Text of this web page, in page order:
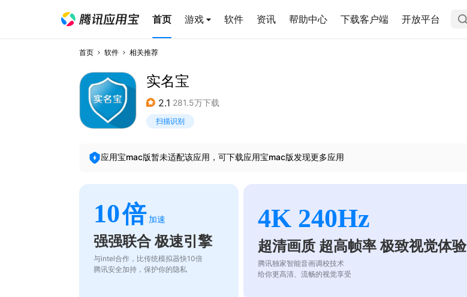
首页 游戏 软件 资讯 帮助中心 下载客户端 开放平台
首页 软件 相关推荐
实名宝
2.1 281.5万下载
扫描识别
应用宝mac版暂未适配该应用，可下载应用宝mac版发现更多应用
10倍 加速
强强联合 极速引擎
与intel合作，比传统模拟器快10倍
腾讯安全加持，保护你的隐私
4K 240Hz
超清画质 超高帧率 极致视觉体验
腾讯独家智能音画调校技术
给你更高清、流畅的视觉享受